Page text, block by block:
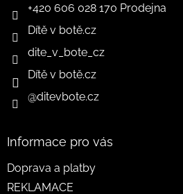
+420 606 028 170 Prodejna
Dítě v botě.cz
dite_v_bote_cz
Dítě v botě.cz
@ditevbote.cz
Informace pro vás
Doprava a platby
REKLAMACE